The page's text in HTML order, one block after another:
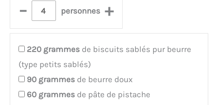
– personnes +
220 grammes de biscuits sablés pur beurre
(type petits sablés)
90 grammes de beurre doux
60 grammes de pâte de pistache